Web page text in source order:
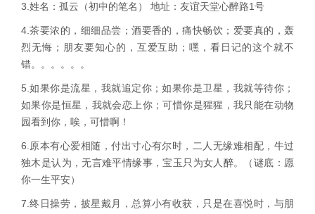
3. 姓名：孤云（初中的笔名） 地址：友谊天堂心醉路1号
4. 茶要浓的，细细品尝；酒要香的，痛快畅饮；爱要真的，轰
烈无悔；朋友要知心的，互爱互助；嘿，看日记的这个就不
错。。。。。。
5. 如果你是流星，我就追定你；如果你是卫星，我就等待你；
如果你是恒星，我就会恋上你；可惜你是猩猩，我只能在动物
园看到你，唉，可惜啊！
6. 原本有心爱相随，付出寸心有尔时，二人无缘难相配，牛过
独木是认为，无言难平情缘事，宝玉只为女人醉。（谜底：愿
你一生平安）
7. 终日操劳，披星戴月，总算小有收获，只是在喜悦时，与朋